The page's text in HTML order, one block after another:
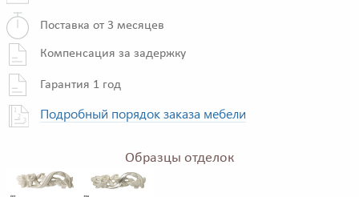
Поставка от 3 месяцев
Компенсация за задержку
Гарантия 1 год
Подробный порядок заказа мебели
Образцы отделок